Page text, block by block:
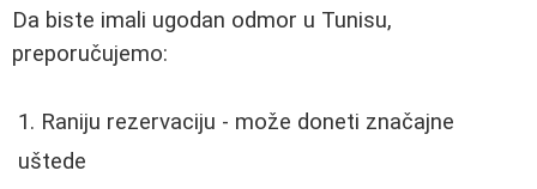
Da biste imali ugodan odmor u Tunisu,
preporučujemo:
Raniju rezervaciju - može doneti značajne
uštede